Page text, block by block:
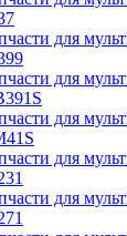
для
для
для
для
для